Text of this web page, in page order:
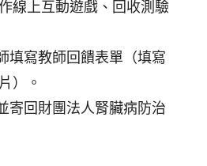
線上互動遊戲、回收測驗
填寫教師回饋表單（填寫
）。
寄回財團法人腎臟病防治